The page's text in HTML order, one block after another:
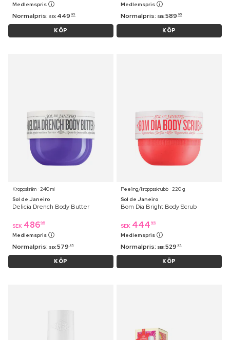
Medlemspris
Normalpris: SEK 449 95
KÖP
Medlemspris
Normalpris: SEK 589 95
KÖP
Kroppskräm ⋅ 240 ml
Sol de Janeiro
Delicia Drench Body Butter
SEK 48695
Medlemspris
Normalpris: SEK 579 95
KÖP
Peeling/kroppsskrubb ⋅ 220 g
Sol de Janeiro
Bom Dia Bright Body Scrub
SEK 444 95
Medlemspris
Normalpris: SEK 529 95
KÖP